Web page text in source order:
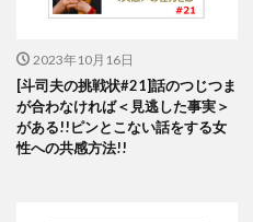
2023年10月16日
[斗司夫の挑戦状#21]話のつじつま
が合わなければ＜見逃した事実＞
がある!!ピンとこない話をする女
性への共感方法!!